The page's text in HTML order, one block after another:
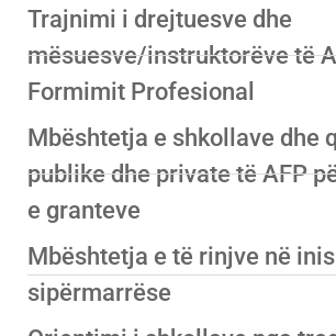
Trajnimi i drejtuesve dhe
mësuesve/instruktorëve të
Formimit Profesional
Mbështetja e shkollave dhe
publike dhe private të AFP
e granteve
Mbështetja e të rinjve në
sipërmarrëse